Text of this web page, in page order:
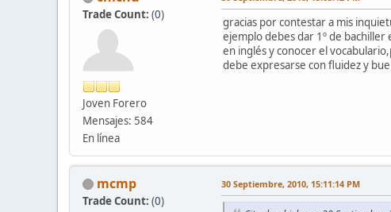
Trade Count: (0)
Joven Forero
Mensajes: 584
En línea
gracias por contestar a mis
ejemplo debes dar 1º de bachiller
en inglés y conocer el
debe expresarse con fluidez y
mcmp
Trade Count: (0)
30 Septiembre, 2010, 15:11:14 PM